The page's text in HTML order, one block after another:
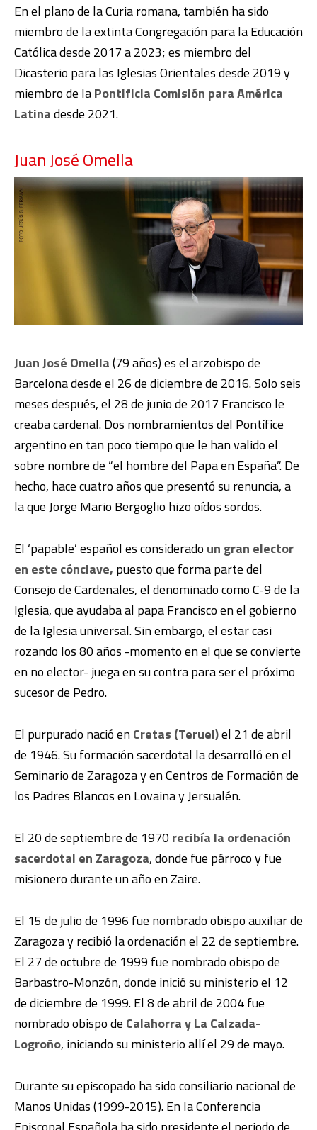
En el plano de la Curia romana, también ha sido
miembro de la extinta Congregación para la Educación
Católica desde 2017 a 2023; es miembro del
Dicasterio para las Iglesias Orientales desde 2019 y
miembro de laPontificia Comisión para América
Latinadesde 2021.
Juan José Omella
Juan José Omella(79 años) es el arzobispo de
Barcelona desde el 26 de diciembre de 2016. Solo seis
meses después, el 28 de junio de 2017 Francisco le
creaba cardenal. Dos nombramientos del Pontífice
argentino en tan poco tiempo que le han valido el
sobre nombre de “el hombre del Papa en España”. De
hecho, hace cuatro años que presentó su renuncia, a
la que Jorge Mario Bergoglio hizo oídos sordos.
El ‘papable’ español es considerado un gran elector
en este cónclave, puesto que forma parte del
Consejo de Cardenales, el denominado como C-9 de la
Iglesia, que ayudaba al papa Francisco en el gobierno
de la Iglesia universal. Sin embargo, el estar casi
rozando los 80 años -momento en el que se convierte
en no elector- juega en su contra para ser el próximo
sucesor de Pedro.
El purpurado nació enCretas (Teruel)el 21 de abril
de 1946. Su formación sacerdotal la desarrolló en el
Seminario de Zaragoza y en Centros de Formación de
los Padres Blancos en Lovaina y Jersualén.
El 20 de septiembre de 1970 recibía la ordenación
sacerdotal en Zaragoza, donde fue párroco y fue
misionero durante un año en Zaire.
El 15 de julio de 1996 fue nombrado obispo auxiliar de
Zaragoza y recibió la ordenación el 22 de septiembre.
El 27 de octubre de 1999 fue nombrado obispo de
Barbastro-Monzón, donde inició su ministerio el 12
de diciembre de 1999. El 8 de abril de 2004 fue
nombrado obispo de Calahorra y La Calzada-
Logroño, iniciando su ministerio allí el 29 de mayo.
Durante su episcopado ha sido consiliario nacional de
Manos Unidas (1999-2015). En la Conferencia